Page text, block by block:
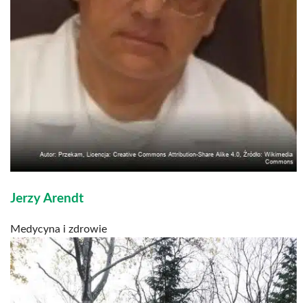
Jerzy Arendt
Medycyna i zdrowie